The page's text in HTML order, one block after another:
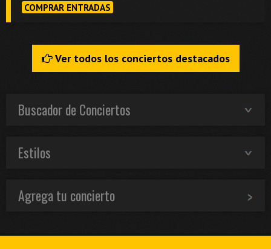
COMPRAR ENTRADAS
Ver todos los conciertos destacados
Buscador de Conciertos
Estilos
Agrega tu concierto